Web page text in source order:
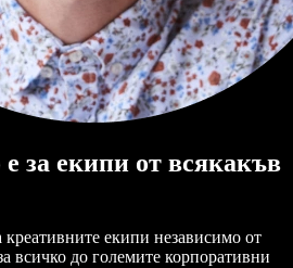
за екипи от всякакъв
креативните екипи независимо от
всичко до големите корпоративни